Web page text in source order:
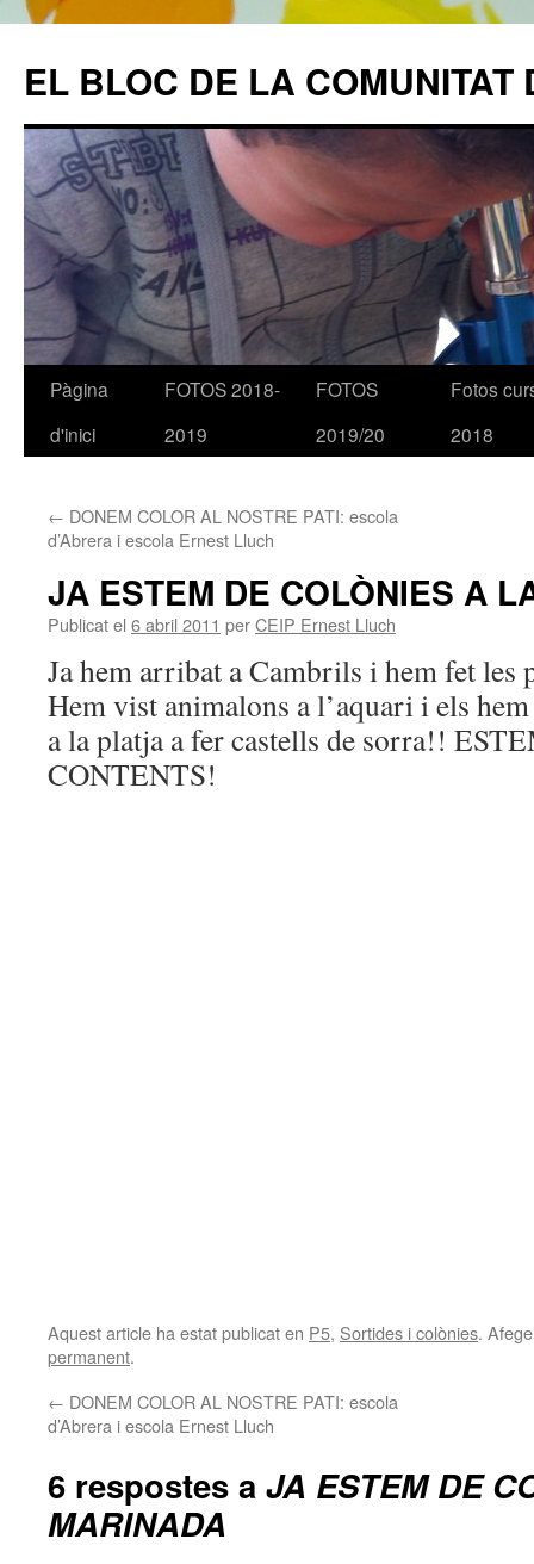
EL BLOC DE LA COMUNITAT
Vés
Pàgina
d'inici
FOTOS 2018-
2019
FOTOS
2019/20
Fotos
2018
← DONEM COLOR AL NOSTRE PATI: escola
d’Abrera i escola Ernest Lluch
JA ESTEM DE COLÒNIES A
Publicat el 6 abril 2011 perCEIP Ernest Lluch
Ja hem arribat a Cambrils i hem fet les
Hem vist animalons a l’aquari i els
a la platja a fer castells de sorra!!
CONTENTS!
Aquest article ha estat publicat en P5, Sortides i colònies.
permanent.
← DONEM COLOR AL NOSTRE PATI: escola
d’Abrera i escola Ernest Lluch
6 respostes a JA ESTEM DE
MARINADA